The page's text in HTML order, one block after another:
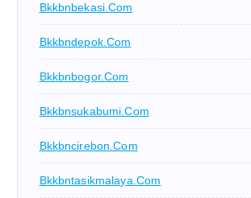
Bkkbnbekasi.com
Bkkbndepok.com
Bkkbnbogor.com
Bkkbnsukabumi.com
Bkkbncirebon.com
Bkkbntasikmalaya.com